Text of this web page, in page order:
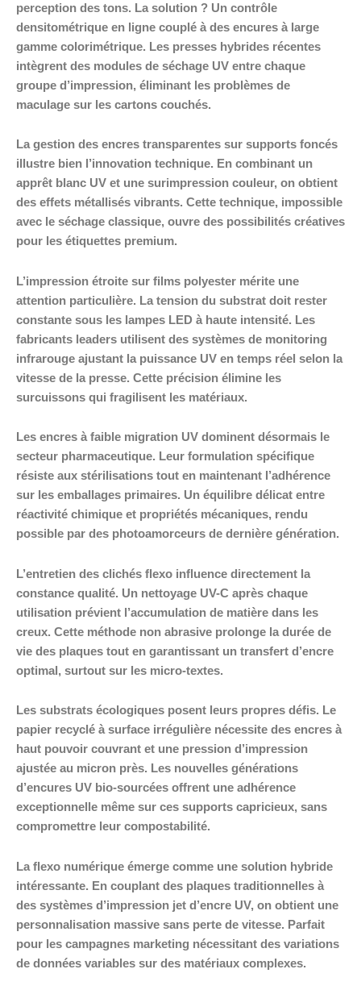
perception des tons. La solution ? Un contrôle
densitométrique en ligne couplé à des encures à large
gamme colorimétrique. Les presses hybrides récentes
intègrent des modules de séchage UV entre chaque
groupe d’impression, éliminant les problèmes de
maculage sur les cartons couchés.
La gestion des encres transparentes sur supports foncés
illustre bien l’innovation technique. En combinant un
apprêt blanc UV et une surimpression couleur, on obtient
des effets métallisés vibrants. Cette technique, impossible
avec le séchage classique, ouvre des possibilités créatives
pour les étiquettes premium.
L’impression étroite sur films polyester mérite une
attention particulière. La tension du substrat doit rester
constante sous les lampes LED à haute intensité. Les
fabricants leaders utilisent des systèmes de monitoring
infrarouge ajustant la puissance UV en temps réel selon la
vitesse de la presse. Cette précision élimine les
surcuissons qui fragilisent les matériaux.
Les encres à faible migration UV dominent désormais le
secteur pharmaceutique. Leur formulation spécifique
résiste aux stérilisations tout en maintenant l’adhérence
sur les emballages primaires. Un équilibre délicat entre
réactivité chimique et propriétés mécaniques, rendu
possible par des photoamorceurs de dernière génération.
L’entretien des clichés flexo influence directement la
constance qualité. Un nettoyage UV-C après chaque
utilisation prévient l’accumulation de matière dans les
creux. Cette méthode non abrasive prolonge la durée de
vie des plaques tout en garantissant un transfert d’encre
optimal, surtout sur les micro-textes.
Les substrats écologiques posent leurs propres défis. Le
papier recyclé à surface irrégulière nécessite des encres à
haut pouvoir couvrant et une pression d’impression
ajustée au micron près. Les nouvelles générations
d’encures UV bio-sourcées offrent une adhérence
exceptionnelle même sur ces supports capricieux, sans
compromettre leur compostabilité.
La flexo numérique émerge comme une solution hybride
intéressante. En couplant des plaques traditionnelles à
des systèmes d’impression jet d’encre UV, on obtient une
personnalisation massive sans perte de vitesse. Parfait
pour les campagnes marketing nécessitant des variations
de données variables sur des matériaux complexes.